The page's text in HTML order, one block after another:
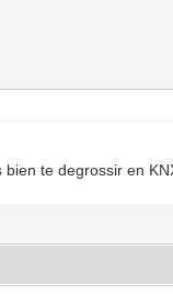
te degrossir en